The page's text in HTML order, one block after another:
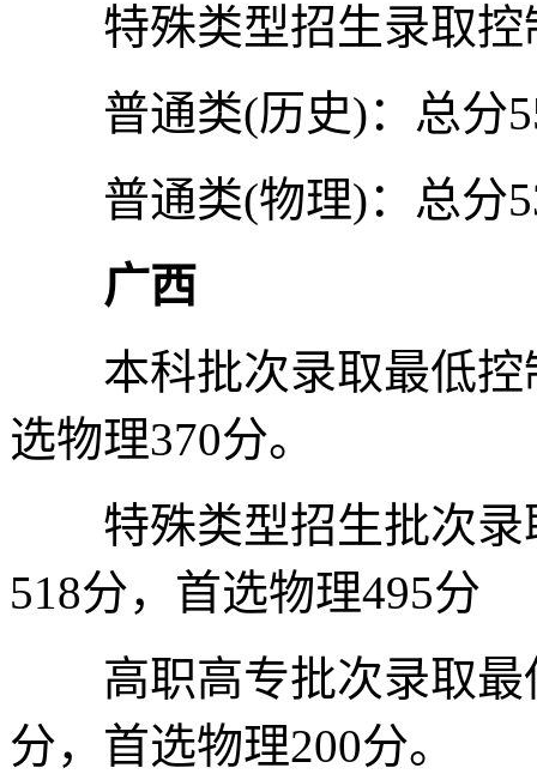
特殊类型招生录取控
普通类(历史)：总分
普通类(物理)：总分
广西
本科批次录取最低控
选物理370分。
特殊类型招生批次录
518分，首选物理495分
高职高专批次录取最
分，首选物理200分。